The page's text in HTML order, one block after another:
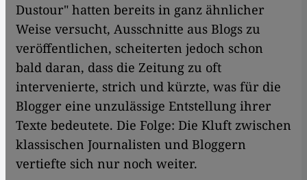
Dustour" hatten bereits in ganz ähnlicher
Weise versucht, Ausschnitte aus Blogs zu
veröffentlichen, scheiterten jedoch schon
bald daran, dass die Zeitung zu oft
intervenierte, strich und kürzte, was für die
Blogger eine unzulässige Entstellung ihrer
Texte bedeutete. Die Folge: Die Kluft zwischen
klassischen Journalisten und Bloggern
vertiefte sich nur noch weiter.